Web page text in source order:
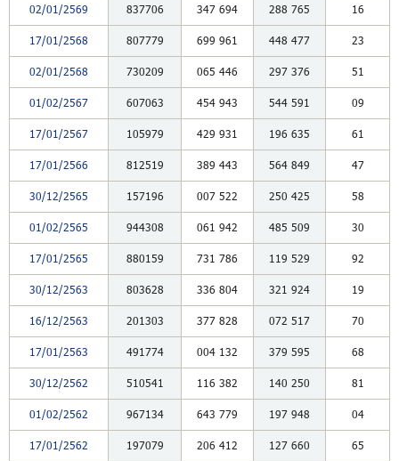
02/01/2569 837706 347 694 288 765 16
17/01/2568 807779 699 961 448 477 23
02/01/2568 730209 065 446 297 376 51
01/02/2567 607063 454 943 544 591 09
17/01/2567 105979 429 931 196 635 61
17/01/2566 812519 389 443 564 849 47
30/12/2565 157196 007 522 250 425 58
01/02/2565 944308 061 942 485 509 30
17/01/2565 880159 731 786 119 529 92
30/12/2563 803628 336 804 321 924 19
16/12/2563 201303 377 828 072 517 70
17/01/2563 491774 004 132 379 595 68
30/12/2562 510541 116 382 140 250 81
01/02/2562 967134 643 779 197 948 04
17/01/2562 197079 206 412 127 660 65